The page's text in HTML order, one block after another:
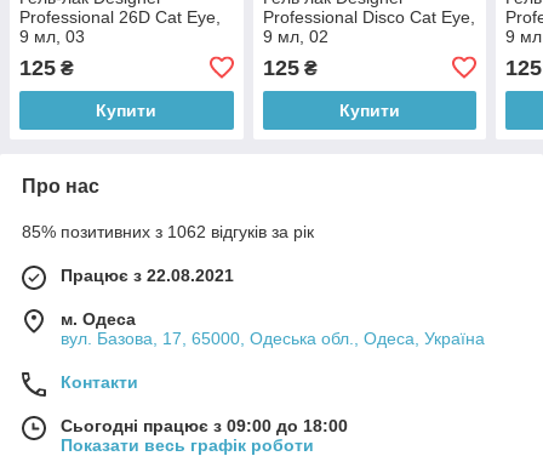
Professional 26D Cat Eye,
9 мл, 03
125 ₴
Купити
Professional Disco Cat Eye,
9 мл, 02
125₴
Купити
9
125
Про нас
85% позитивних з 1062 відгуків за рік
Працює з 22.08.2021
м. Одеса
вул. Базова, 17, 65000, Одеська обл., Одеса, Україна
Контакти
Сьогодні працює з 09:00 до 18:00
Показати весь графік роботи